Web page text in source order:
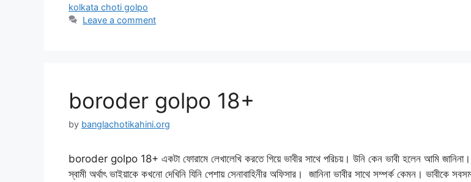
kolkata choti golpo
Leave a comment
boroder golpo 18+
by banglachotikahini.org
boroder golpo 18+ একটা ফোরামে লেখালেখি করতে গিয়ে ভাবীর সাথে পরিচয়। উনি কেন ভাবী হলেন আমি জানিনা।
স্বামী অর্থাৎ ভাইয়াকে কখনো দেখিনি যিনি পেশায় সেনাবাহিনীর অফিসার। জানিনা ভাবীর সাথে সম্পর্ক কেমন। ভাবীকে